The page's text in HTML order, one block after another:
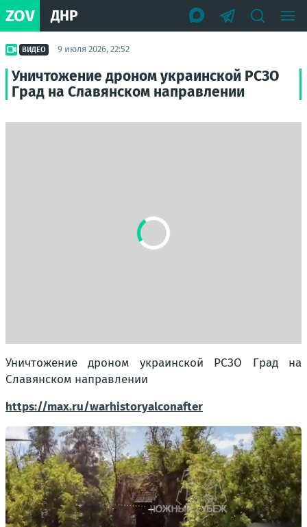
ZOV ДНР
ВИДЕО 9 июля 2026, 22:52
Уничтожение дроном украинской РСЗО
Град на Славянском направлении
Уничтожение дроном украинской РСЗО Град на
Славянском направлении
https://max.ru/warhistoryalconafter